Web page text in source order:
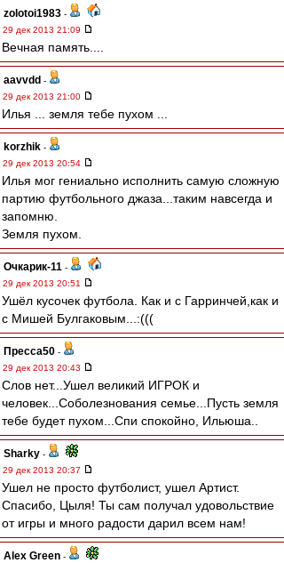
zolotoi1983 -
29 дек 2013 21:09
Вечная память....
aavvdd -
29 дек 2013 21:00
Илья ... земля тебе пухом ...
korzhik -
29 дек 2013 20:54
Илья мог гениально исполнить самую сложную
партию футбольного джаза...таким навсегда и
запомню.
Земля пухом.
Очкарик-11 -
29 дек 2013 20:51
Ушёл кусочек футбола. Как и с Гарринчей,как и
с Мишей Булгаковым...:(((
Пресса50 -
29 дек 2013 20:43
Слов нет...Ушел великий ИГРОК и
человек...Соболезнования семье...Пусть земля
тебе будет пухом...Спи спокойно, Ильюша..
Sharky -
29 дек 2013 20:37
Ушел не просто футболист, ушел Артист.
Спасибо, Цыля! Ты сам получал удовольствие
от игры и много радости дарил всем нам!
Alex Green -